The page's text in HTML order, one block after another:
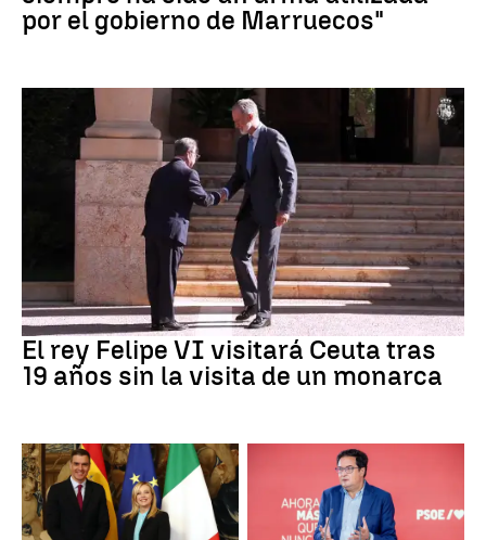
por el gobierno de Marruecos"
Crisis Migratoria
El rey Felipe VI visitará Ceuta tras
19 años sin la visita de un monarca